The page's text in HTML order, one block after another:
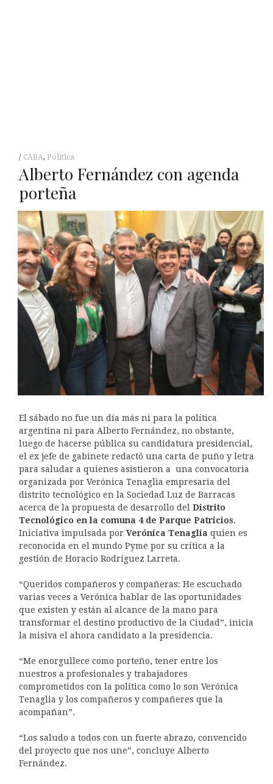
CABA, Política
Alberto Fernández con agenda
porteña
El sábado no fue un día más ni para la política
argentina ni para Alberto Fernández, no obstante,
luego de hacerse pública su candidatura presidencial,
el ex jefe de gabinete redactó una carta de puño y letra
para saludar a quienes asistieron a una convocatoria
organizada por Verónica Tenaglia empresaria del
distrito tecnológico en la Sociedad Luz de Barracas
acerca de la propuesta de desarrollo del Distrito
Tecnológico en la comuna 4 de Parque Patricios.
Iniciativa impulsada por Verónica Tenaglia quien es
reconocida en el mundo Pyme por su crítica a la
gestión de Horacio Rodríguez Larreta.
“Queridos compañeros y compañeras: He escuchado
varias veces a Verónica hablar de las oportunidades
que existen y están al alcance de la mano para
transformar el destino productivo de la Ciudad”, inicia
la misiva el ahora candidato a la presidencia.
“Me enorgullece como porteño, tener entre los
nuestros a profesionales y trabajadores
comprometidos con la política como lo son Verónica
Tenaglia y los compañeros y compañeres que la
acompañan”.
“Los saludo a todos con un fuerte abrazo, convencido
del proyecto que nos une”, concluye Alberto
Fernández.